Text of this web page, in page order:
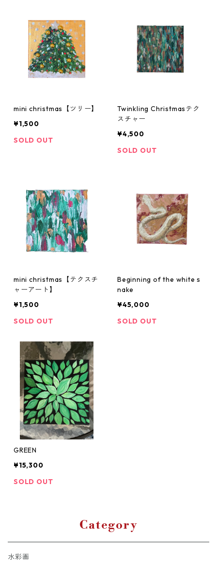
mini christmas【ツリー】
¥1,500
SOLD OUT
Twinkling Christmasテク
スチャー
¥4,500
SOLD OUT
mini christmas【テクスチ
ャーアート】
¥1,500
SOLD OUT
Beginning of the white s
nake
¥45,000
SOLD OUT
GREEN
¥15,300
SOLD OUT
Category
水彩画